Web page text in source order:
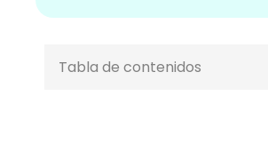
Tabla de contenidos